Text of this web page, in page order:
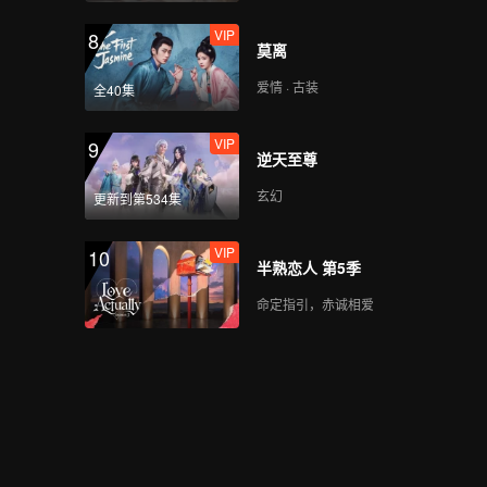
8
全40集
VIP
莫离
爱情 · 古装
9
更新到第534集
VIP
逆天至尊
玄幻
10 VIP
半熟恋人 第5季
命定指引，赤诚相爱